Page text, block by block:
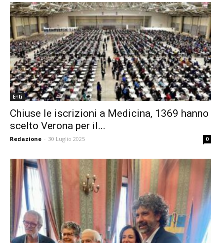
Enti
Chiuse le iscrizioni a Medicina, 1369 hanno
scelto Verona per il...
Redazione - 30 Luglio 2025 0